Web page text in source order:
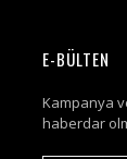
E-BÜLTEN
Kampanya
haberdar